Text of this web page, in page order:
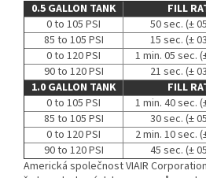
0.5 GALLON TANK
FILL
0 to 105 PSI
50 sec. (±
85 to 105 PSI
15 sec. (±
0 to 120 PSI
1 min. 05 sec.
90 to 120 PSI
21 sec. (±
1.0 GALLON TANK
FILL
0 to 105 PSI
1 min. 40 sec.
85 to 105 PSI
30 sec. (±
0 to 120 PSI
2 min. 10 sec.
90 to 120 PSI
45 sec. (±
Americká společnost VIAIR